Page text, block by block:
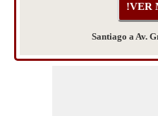
Santiago a Av.